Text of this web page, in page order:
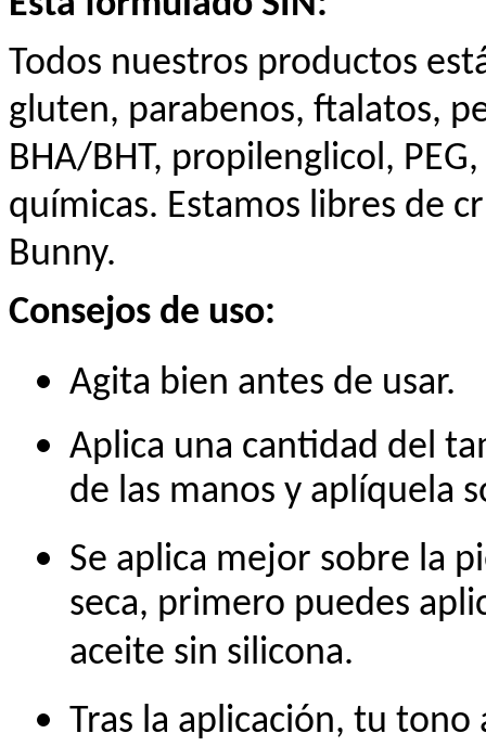
Todos nuestros productos
gluten, parabenos, ftalatos,
BHA/BHT, propilenglicol,
químicas. Estamos libres de
Bunny.
Consejos de uso:
Agita bien antes de usar.
Aplica una cantidad del
de las manos y aplíquela
Se aplica mejor sobre la
seca, primero puedes
aceite sin silicona.
Tras la aplicación, tu